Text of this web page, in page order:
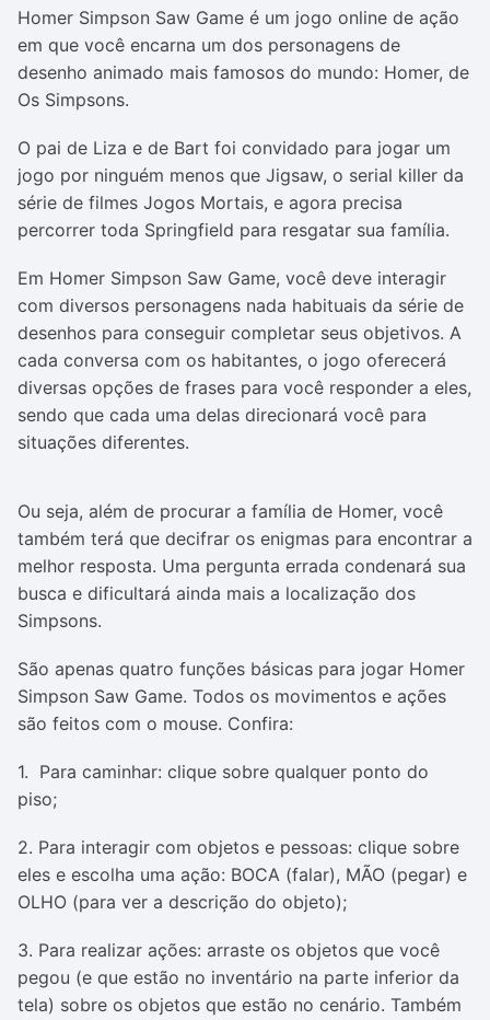
Homer Simpson Saw Game é um jogo online de ação
em que você encarna um dos personagens de
desenho animado mais famosos do mundo: Homer, de
Os Simpsons.
O pai de Liza e de Bart foi convidado para jogar um
jogo por ninguém menos que Jigsaw, o serial killer da
série de filmes Jogos Mortais, e agora precisa
percorrer toda Springfield para resgatar sua família.
Em Homer Simpson Saw Game, você deve interagir
com diversos personagens nada habituais da série de
desenhos para conseguir completar seus objetivos. A
cada conversa com os habitantes, o jogo oferecerá
diversas opções de frases para você responder a eles,
sendo que cada uma delas direcionará você para
situações diferentes.
Ou seja, além de procurar a família de Homer, você
também terá que decifrar os enigmas para encontrar a
melhor resposta. Uma pergunta errada condenará sua
busca e dificultará ainda mais a localização dos
Simpsons.
São apenas quatro funções básicas para jogar Homer
Simpson Saw Game. Todos os movimentos e ações
são feitos com o mouse. Confira:
1. Para caminhar: clique sobre qualquer ponto do
piso;
2. Para interagir com objetos e pessoas: clique sobre
eles e escolha uma ação: BOCA (falar), MÃO (pegar) e
OLHO (para ver a descrição do objeto);
3. Para realizar ações: arraste os objetos que você
pegou (e que estão no inventário na parte inferior da
tela) sobre os objetos que estão no cenário. Também